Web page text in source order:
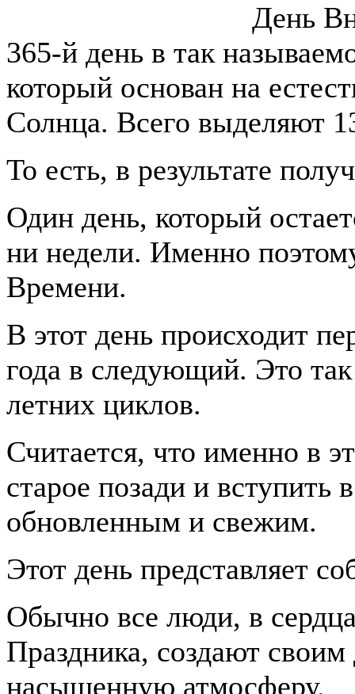
День
365-й день в так
который основан на
Солнца. Всего выделяют
То есть, в результате
Один день, который
ни недели. Именно
Времени.
В этот день происходит
года в следующий. Это
летних циклов.
Считается, что именно в
старое позади и
обновленным и свежим.
Этот день представляет
Обычно все люди, в
Праздника, создают
насыщенную атмосферу.